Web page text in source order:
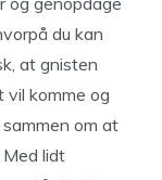
du kan
at gnisten
vil komme og
om at
lidt